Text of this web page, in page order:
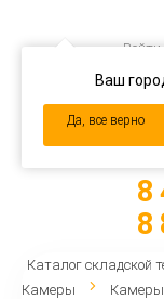
Ваш
Да, все верно
Войти
navigation
8
8
Каталог складской
Камеры
Камеры